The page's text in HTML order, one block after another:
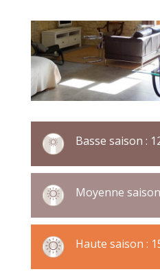
Basse saison :
Moyenne
Haute saison :